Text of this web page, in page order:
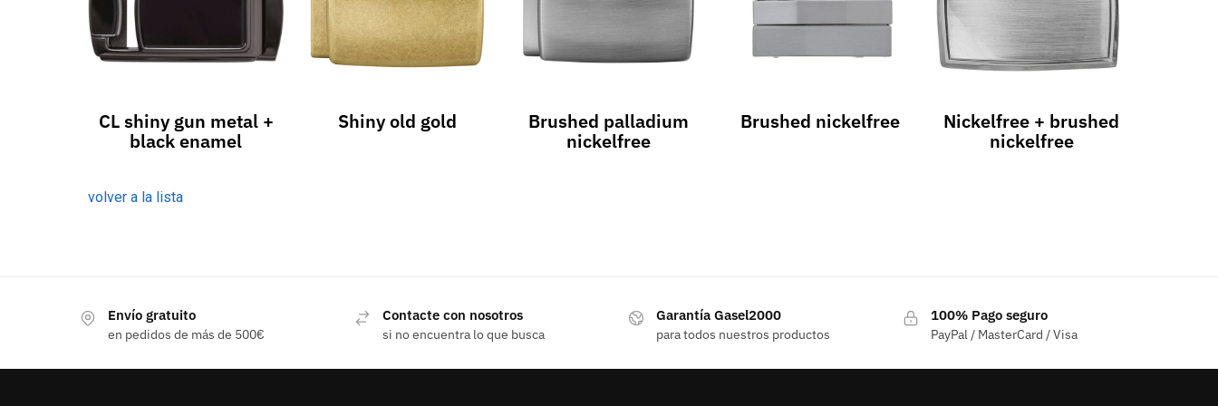
CL shiny gun metal +
black enamel
Shiny old gold
Brushed palladium
nickelfree
Brushed nickelfree
Nickelfree + brushed
nickelfree
volver a la lista
Envío gratuito
en pedidos de más de 500€
Contacte con nosotros
si no encuentra lo que busca
Garantía Gasel2000
para todos nuestros productos
100% Pago seguro
PayPal / MasterCard / Visa